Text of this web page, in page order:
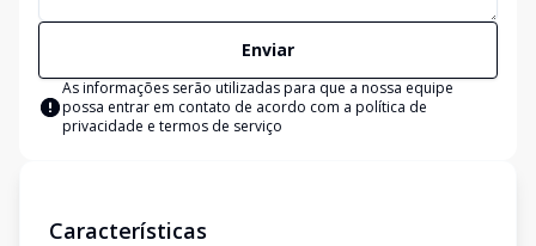
Enviar
As informações serão utilizadas para que a nossa equipe
possa entrar em contato de acordo com a política de
privacidade e termos de serviço
Características